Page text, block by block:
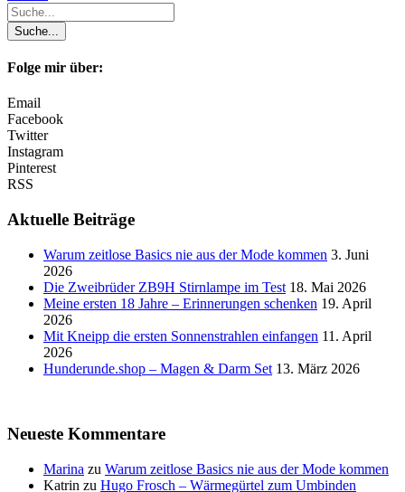
Folge mir über:
Email
Facebook
Twitter
Instagram
Pinterest
RSS
Aktuelle Beiträge
Warum zeitlose Basics nie aus der Mode kommen 3. Juni
2026
Die Zweibrüder ZB9H Stirnlampe im Test 18. Mai 2026
Meine ersten 18 Jahre – Erinnerungen schenken 19. April
2026
Mit Kneipp die ersten Sonnenstrahlen einfangen 11. April
2026
Hunderunde.shop – Magen & Darm Set 13. März 2026
Neueste Kommentare
Marina zu Warum zeitlose Basics nie aus der Mode kommen
Katrin zu Hugo Frosch – Wärmegürtel zum Umbinden